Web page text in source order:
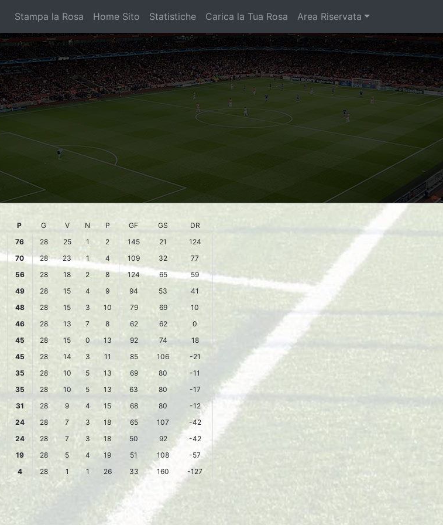
Stampa la Rosa Home Sito Statistiche Carica la Tua Rosa Area Riservata
P G V N P GF GS
DR
76 28 25 1 2 145 21
124
70 28 23 1 4 109 32
77
56 28 18 2 8 124 65
59
49 28 15 4 9 94 53
41
48 28 15 3 10 79 69
10
46 28 13 7 8 62 62
0
45 28 15 0 13 92 74
18
45 28 14 3 11 85 106
-21
35 28 10 5 13 69 80
-11
35 28 10 5 13 63 80
-17
31 28 9 4 15 68 80
-12
24 28 7 3 18 65 107
-42
24 28 7 3 18 50 92
-42
19 28 5 4 19 51 108
-57
4 28 1 1 26 33 160 -127